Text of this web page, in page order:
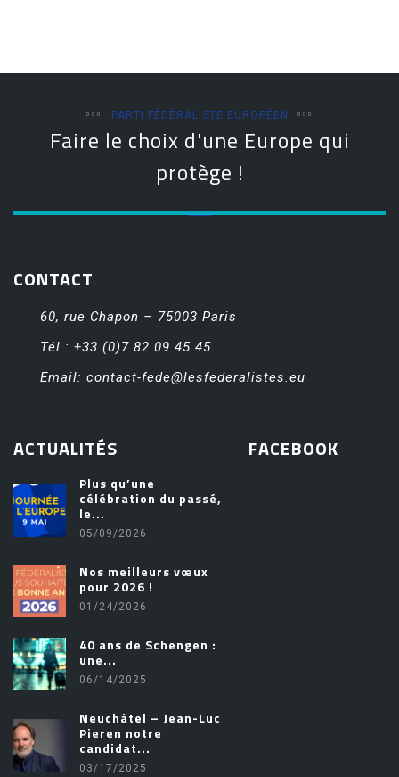
PARTI FÉDÉRALISTE EUROPÉEN
Faire le choix d'une Europe qui
protège !
CONTACT
60, rue Chapon – 75003 Paris
Tél : +33 (0)7 82 09 45 45
Email: contact-fede@lesfederalistes.eu
ACTUALITÉS
Plus qu’une
célébration du passé,
le...
05/09/2026
Nos meilleurs vœux
pour 2026 !
01/24/2026
40 ans de Schengen :
une...
06/14/2025
Neuchâtel – Jean-Luc
Pieren notre
candidat...
03/17/2025
FACEBOOK